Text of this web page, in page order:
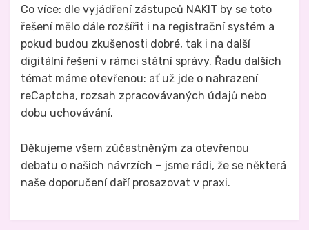
Co více: dle vyjádření zástupců NAKIT by se toto
řešení mělo dále rozšířit i na registrační systém a
pokud budou zkušenosti dobré, tak i na další
digitální řešení v rámci státní správy. Řadu dalších
témat máme otevřenou: ať už jde o nahrazení
reCaptcha, rozsah zpracovávaných údajů nebo
dobu uchovávání.
Děkujeme všem zúčastněným za otevřenou
debatu o našich návrzích – jsme rádi, že se některá
naše doporučení daří prosazovat v praxi.